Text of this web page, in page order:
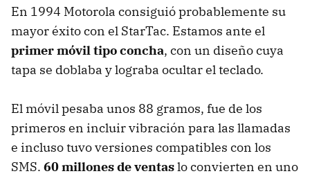
En 1994 Motorola consiguió probablemente su
mayor éxito con el StarTac. Estamos ante el
primer móvil tipo concha, con un diseño cuya
tapa se doblaba y lograba ocultar el teclado.
El móvil pesaba unos 88 gramos, fue de los
primeros en incluir vibración para las llamadas
e incluso tuvo versiones compatibles con los
SMS. 60 millones de ventaslo convierten en uno